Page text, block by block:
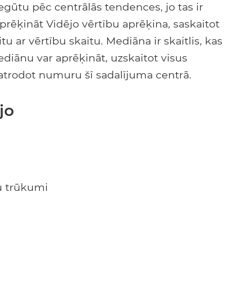
pēc centrālās tendences, jo tas ir
Vidējo vērtību aprēķina, saskaitot
ar vērtību skaitu. Mediāna ir skaitlis, kas
var aprēķināt, uzskaitot visus
numuru šī sadalījuma centrā.
trūkumi